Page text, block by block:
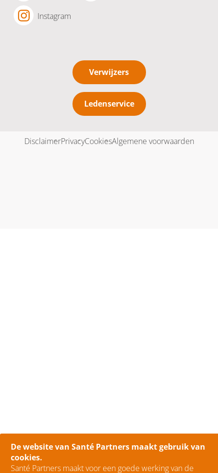
De website van Santé Partners maakt gebruik van
cookies.
Santé Partners maakt voor een goede werking van de
Instagram
Verwijzers
Ledenservice
DisclaimerPrivacyCookiesAlgemene voorwaarden